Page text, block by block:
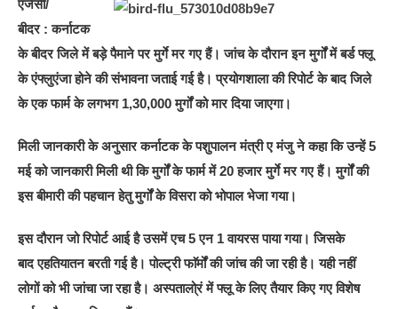
एजेंसी/
बीदर : कर्नाटक
के बीदर जिले में बड़े पैमाने पर मुर्गे मर गए हैं। जांच के दौरान इन मुर्गों में बर्ड फ्लू
के एंफ्लुएंजा होने की संभावना जताई गई है। प्रयोगशाला की रिपोर्ट के बाद जिले
के एक फार्म के लगभग 1,30,000 मुर्गों को मार दिया जाएगा।
मिली जानकारी के अनुसार कर्नाटक के पशुपालन मंत्री ए मंजु ने कहा कि उन्हें 5
मई को जानकारी मिली थी कि मुर्गों के फार्म में 20 हजार मुर्गे मर गए हैं। मुर्गों की
इस बीमारी की पहचान हेतु मुर्गों के विसरा को भोपाल भेजा गया।
इस दौरान जो रिपोर्ट आई है उसमें एच 5 एन 1 वायरस पाया गया। जिसके
बाद एहतियातन बरती गई है। पोल्ट्री फाॅर्मों की जांच की जा रही है। यही नहीं
लोगों को भी जांचा जा रहा है। अस्पतालो्रं में फ्लू के लिए तैयार किए गए विशेष